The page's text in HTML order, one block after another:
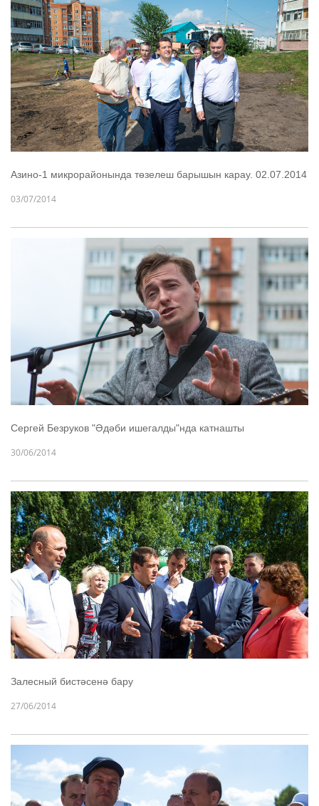
Азино-1 микрорайонында төзелеш барышын карау. 02.07.2014
03/07/2014
Сергей Безруков "Әдәби ишегалды"нда катнашты
30/06/2014
Залесный бистәсенә бару
27/06/2014